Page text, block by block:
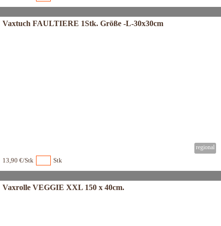
Vaxtuch FAULTIERE 1Stk. Größe -L-30x30cm
13,90 €/Stk Stk
Vaxrolle VEGGIE XXL 150 x 40cm.